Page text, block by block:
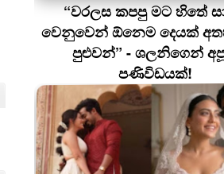
“වරලස කපපු මට හිතේ
වෙනුවෙන් ඕනෙම දෙයක්
පුළුවන්” - ශලනිගෙන්
පණිවිඩයක්!